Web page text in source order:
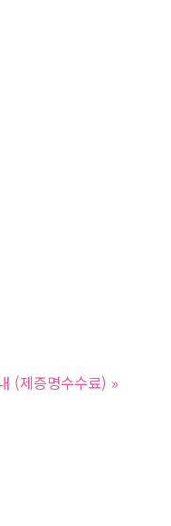
(제증명수수료) »